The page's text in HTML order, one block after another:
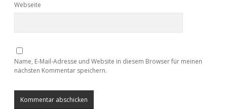
Webseite
Name, E-Mail-Adresse und Website in diesem Browser für meinen
nächsten Kommentar speichern.